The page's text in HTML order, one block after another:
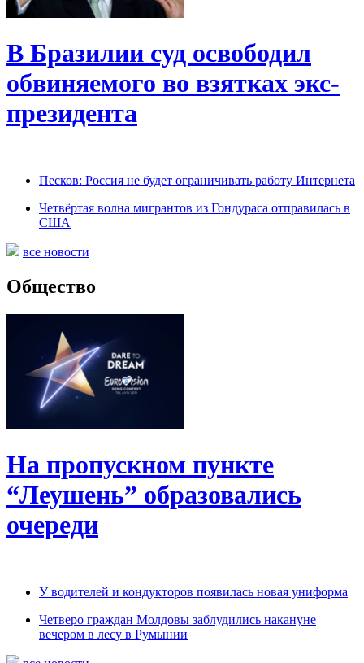
В Бразилии суд освободил
обвиняемого во взятках экс-
президента
Песков: Россия не будет ограничивать работу Интернета
Четвёртая волна мигрантов из Гондураса отправилась в
США
все новости
Общество
На пропускном пункте
“Леушень” образовались
очереди
У водителей и кондукторов появилась новая униформа
Четверо граждан Молдовы заблудились накануне
вечером в лесу в Румынии